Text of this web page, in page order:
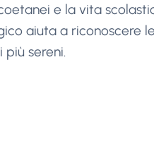
e la vita
aiuta a riconoscere
sereni.